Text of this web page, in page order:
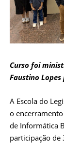
Curso foi
Faustino
A Escola do
o
de Informática
participação de